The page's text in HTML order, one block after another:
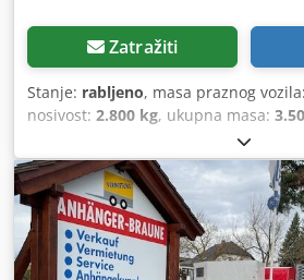
Zatražiti
Stanje: rabljeno, masa praznog vozila:
nosivost: 2.800 kg, ukupna masa:
, duljina
mm, širina utovarnog prostora:
utovarnog prostora:500 mm ,